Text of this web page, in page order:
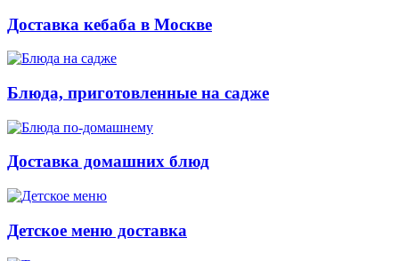
Доставка кебаба в Москве
Блюда, приготовленные на садже
Доставка домашних блюд
Детское меню доставка